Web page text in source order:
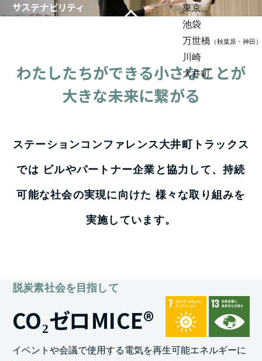
東京
池袋
万世橋 （秋葉原・神田）
川崎
大井町
サステナビリティ
わたしたちができる小さなことが
大きな未来に繋がる
ステーションコンファレンス大井町トラックス
では ビルやパートナー企業と協力して、持続
可能な社会の実現に向けた 様々な取り組みを
実施しています。
脱炭素社会を目指して
CO₂ゼロMICE®
イベントや会議で使用する電気を再生可能エネルギーに